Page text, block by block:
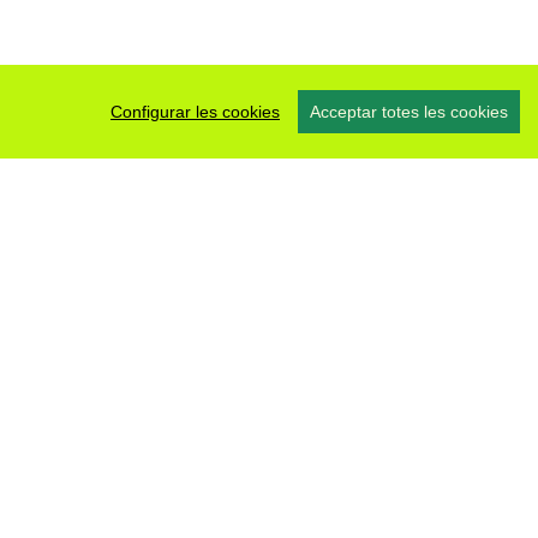
Configurar les cookies Acceptar totes les cookies